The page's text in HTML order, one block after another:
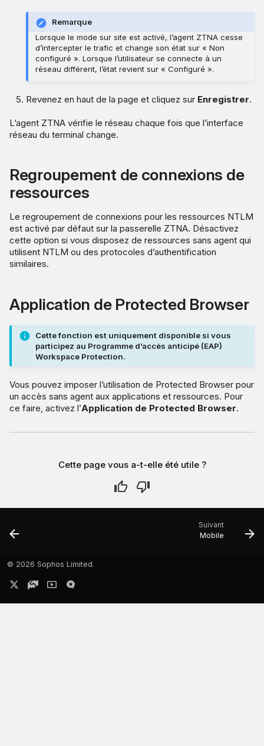
Remarque
Lorsque le mode sur site est activé, l’agent ZTNA cesse
d’intercepter le trafic et change son état sur « Non
configuré ». Lorsque l’utilisateur se connecte à un
réseau différent, l’état revient sur « Configuré ».
Revenez en haut de la page et cliquez sur Enregistrer.
L’agent ZTNA vérifie le réseau chaque fois que l’interface
réseau du terminal change.
Regroupement de connexions de
ressources
Le regroupement de connexions pour les ressources NTLM
est activé par défaut sur la passerelle ZTNA. Désactivez
cette option si vous disposez de ressources sans agent qui
utilisent NTLM ou des protocoles d’authentification
similaires.
Application de Protected Browser
Cette fonction est uniquement disponible si vous
participez au Programme d’accès anticipé (EAP)
Workspace Protection.
Vous pouvez imposer l’utilisation de Protected Browser pour
un accès sans agent aux applications et ressources. Pour
ce faire, activez l’Application de Protected Browser.
Cette page vous a-t-elle été utile ?
Suivant
Mobile
© 2026 Sophos Limited.